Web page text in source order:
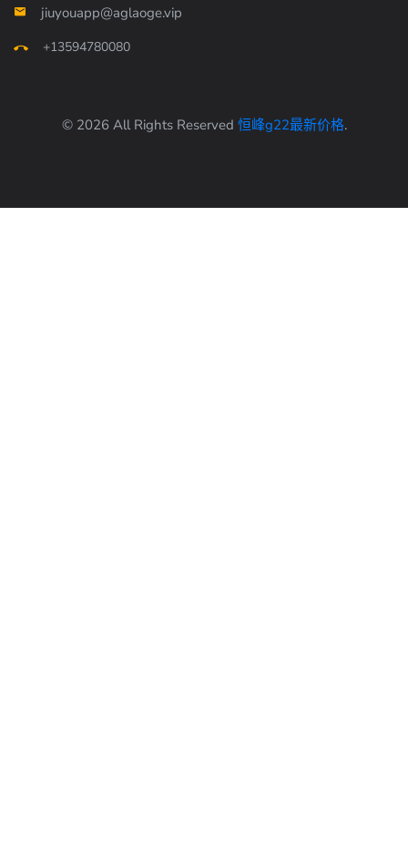
jiuyouapp@aglaoge.vip
+13594780080
© 2026 All Rights Reserved 恒峰g22最新价格.